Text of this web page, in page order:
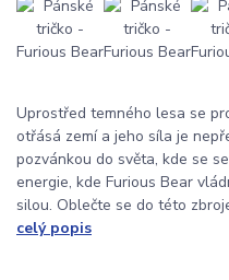
Uprostřed temného lesa se
otřásá zemí a jeho síla je
pozvánkou do světa, kde se
energie, kde Furious Bear
silou. Oblečte se do této
celý popis